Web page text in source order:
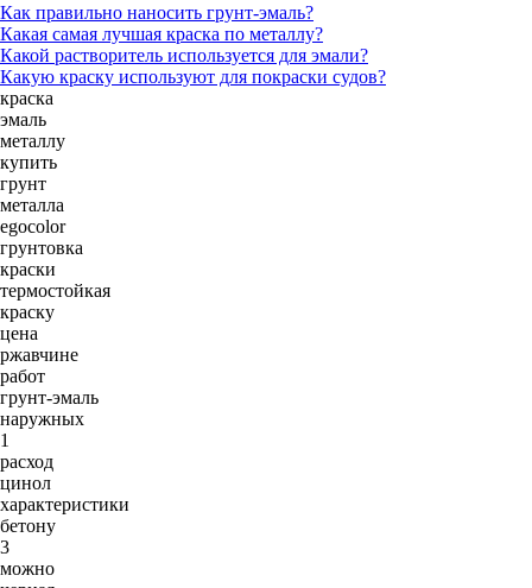
Как правильно наносить грунт-эмаль?
Какая самая лучшая краска по металлу?
Какой растворитель используется для эмали?
Какую краску используют для покраски судов?
краска
эмаль
металлу
купить
грунт
металла
egocolor
грунтовка
краски
термостойкая
краску
цена
ржавчине
работ
грунт-эмаль
наружных
1
расход
цинол
характеристики
бетону
3
можно